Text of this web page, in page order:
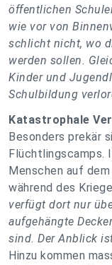
öffentlichen
wie vor von
schlicht nicht, wo
werden sollen.
Kinder und
Schulbildung
Katastrophale
Besonders prekär
Flüchtlingscamps.
Menschen auf
während des
verfügt dort nur
aufgehängte
sind. Der Anblick
Hinzu kommen